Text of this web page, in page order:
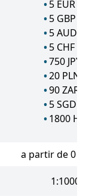
5 EUR
5 GBP
5 AUD
5 CHF
750 JPY
20 PLN
90 ZAR
5 SGD
1800
a partir de 0
1:1000